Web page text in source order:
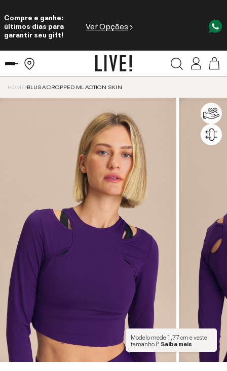
Compre e ganhe:
últimos dias para
garantir seu gift!
Ver Opções
HOME BLUSA CROPPED ML ACTION SKIN
Modelo mede1,77 cme veste
tamanhoP. Saiba mais